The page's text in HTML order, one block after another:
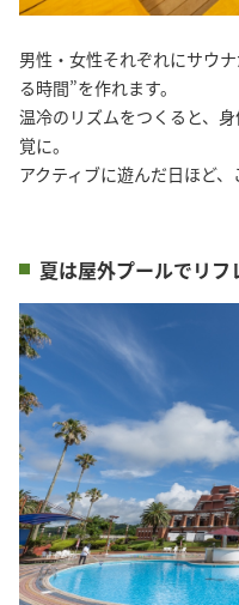
男性・女性それぞれにサウ
る時間”を作れます。
温冷のリズムをつくると、
覚に。
アクティブに遊んだ日ほど
夏は屋外プールでリフ